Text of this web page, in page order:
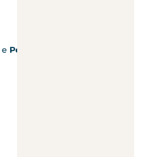
e Pere